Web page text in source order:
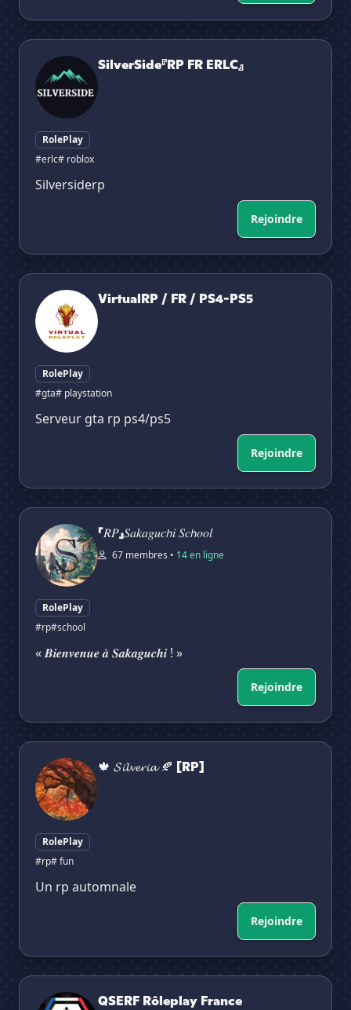
SilverSide『RP FR ERLC』
SilverSide『RP FR ERLC』
RolePlay
#erlc# roblox
Silversiderp
Rejoindre
VirtualRP / FR / PS4-PS5
VirtualRP / FR / PS4-PS5
RolePlay
#gta# playstation
Serveur gta rp ps4/ps5
Rejoindre
「𝑅𝑃」𝑆𝑎𝑘𝑎𝑔𝑢𝑐𝘩𝑖 𝑆𝑐𝘩𝑜𝑜𝑙
「𝑅𝑃」𝑆𝑎𝑘𝑎𝑔𝑢𝑐𝘩𝑖 𝑆𝑐𝘩𝑜𝑜𝑙
67 membres • 14 en ligne
RolePlay
#rp#school
« 𝑩𝒊𝒆𝒏𝒗𝒆𝒏𝒖𝒆 𝒂̀ 𝑺𝒂𝒌𝒂𝒈𝒖𝒄𝒉𝒊 ! »
Rejoindre
🍁 𝓢𝓲𝓵𝓿𝓮𝓻𝓲𝓪 🍂 [RP]
🍁 𝓢𝓲𝓵𝓿𝓮𝓻𝓲𝓪 🍂 [RP]
RolePlay
#rp# fun
Un rp automnale
Rejoindre
QSERF Rôleplay France
QSERF Rôleplay France